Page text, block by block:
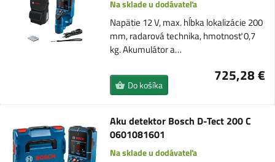
Na sklade u dodávateľa
Napätie 12 V, max. hĺbka lokalizácie 200
mm, radarová technika, hmotnosť 0,7
kg. Akumulátor a…
725,28 €
Do košíka
Aku detektor Bosch D-Tect 200 C
0601081601
Na sklade u dodávateľa